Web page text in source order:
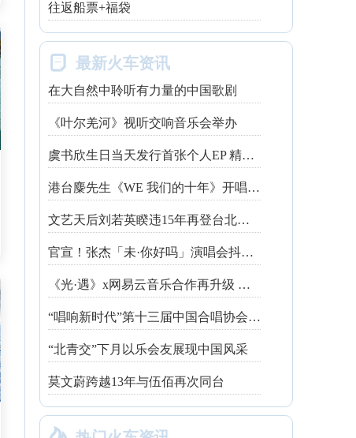
往返船票+福袋
 最新火车资讯
在大自然中聆听有力量的中国歌剧
《叶尔羌河》视听交响音乐会举办
虞书欣生日当天发行首张个人EP 精心制作诚意满满
港台麋先生《WE 我们的十年》开唱最后倒数 惊喜释出10周年纪念单曲宠粉
文艺天后刘若英睽违15年再登台北跨年 飙金嗓演唱经典招牌歌掀回忆杀
官宣！张杰「未·你好吗」演唱会抖音治愈开唱
《光·遇》x网易云音乐合作再升级 探索跨领域社交新体验
“唱响新时代”第十三届中国合唱协会魅力校园合唱展演开幕
“北青交”下月以乐会友展现中国风采
莫文蔚跨越13年与伍佰再次同台